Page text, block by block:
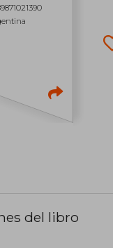
del libro